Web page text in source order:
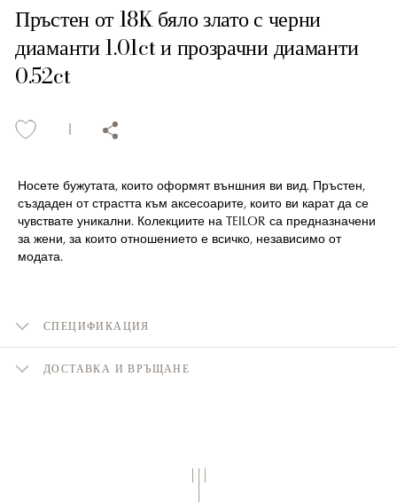
Пръстен от 18K бяло злато с черни
диаманти 1.01ct и прозрачни диаманти
0.52ct
Носете бужутата, които оформят външния ви вид. Пръстен,
създаден от страстта към аксесоарите, които ви карат да се
чувствате уникални. Колекциите на TEILOR са предназначени
за жени, за които отношението е всичко, независимо от
модата.
СПЕЦИФИКАЦИЯ
ДОСТАВКА И ВРЪЩАНЕ